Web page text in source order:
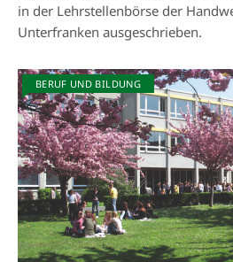
in der Lehrstellenbörse der
Unterfranken ausgeschrieben.
BERUF UND BILDUNG